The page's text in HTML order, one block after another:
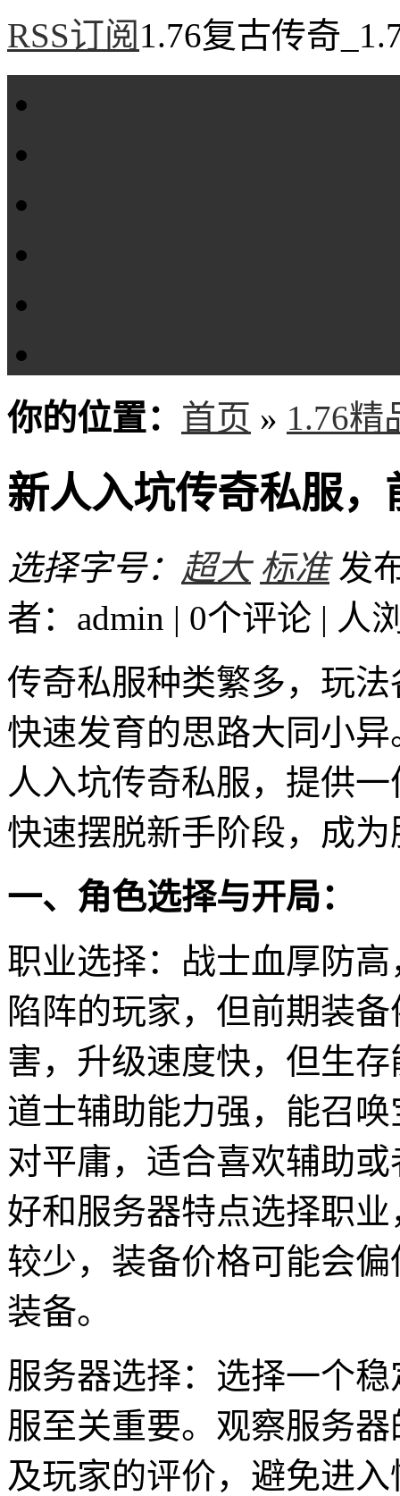
RSS订阅 1.76复古传奇
你的位置： 首页 » 1.76精
新人入坑传奇私服
选择字号： 超大 标准 发
者：admin | 0个评论 | 人
传奇私服种类繁多，玩
快速发育的思路大同小
人入坑传奇私服，提供
快速摆脱新手阶段，成
一、角色选择与开局：
职业选择：战士血厚防
陷阵的玩家，但前期装
害，升级速度快，但生
道士辅助能力强，能召
对平庸，适合喜欢辅助
好和服务器特点选择职
较少，装备价格可能会
装备。
服务器选择：选择一个
服至关重要。观察服务
及玩家的评价，避免进